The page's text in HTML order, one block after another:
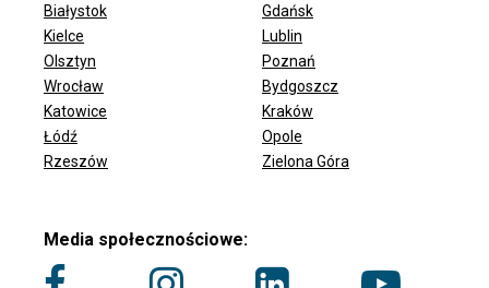
ODDZIAŁY FUNDACJI
Białystok
Gdańsk
Kielce
Lublin
Olsztyn
Poznań
Wrocław
Bydgoszcz
Katowice
Kraków
Łódź
Opole
Rzeszów
Zielona Góra
Media społecznościowe: